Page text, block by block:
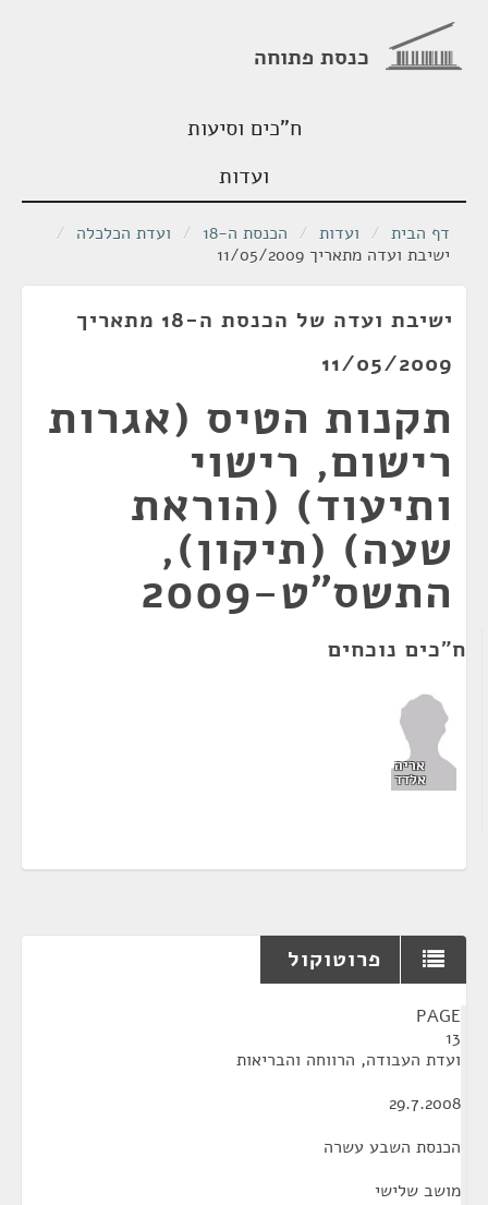
כנסת פתוחה
ח"כים וסיעות
ועדות
דף הבית / ועדות / הכנסת ה-18 / ועדת הכלכלה /
ישיבת ועדה מתאריך 11/05/2009
ישיבת ועדה של הכנסת ה-18 מתאריך
11/05/2009
תקנות הטיס (אגרות
רישום, רישוי
ותיעוד) (הוראת
שעה) (תיקון),
התשס"ט-2009
ח"כים נוכחים
אריה
אלדד
פרוטוקול
PAGE
13
ועדת העבודה, הרווחה והבריאות
29.7.2008
הכנסת השבע עשרה
מושב שלישי